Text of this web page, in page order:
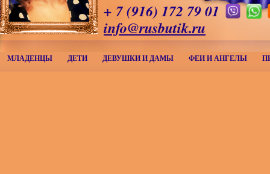
+ 7 (916) 172 79 01
info@rusbutik.ru
МЛАДЕНЦЫ ДЕТИ ДЕВУШКИ И ДАМЫ ФЕИ И АНГЕЛЫ